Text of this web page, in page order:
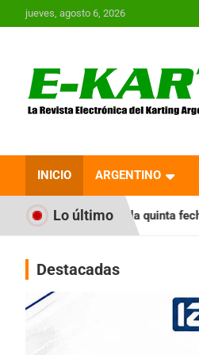
Saltar
al
jueves, agosto 6, 2026
Revista
Karting en
INICIO ARGENTINO
Lo último
la quinta fecha
Destacadas